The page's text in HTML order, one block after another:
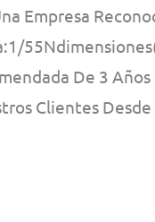
Empresa
De 3
Clientes Desde